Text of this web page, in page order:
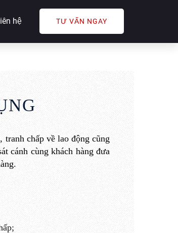
hệ TƯ VẤN NGAY
tranh chấp về lao động cũng
cánh cùng khách hàng đưa